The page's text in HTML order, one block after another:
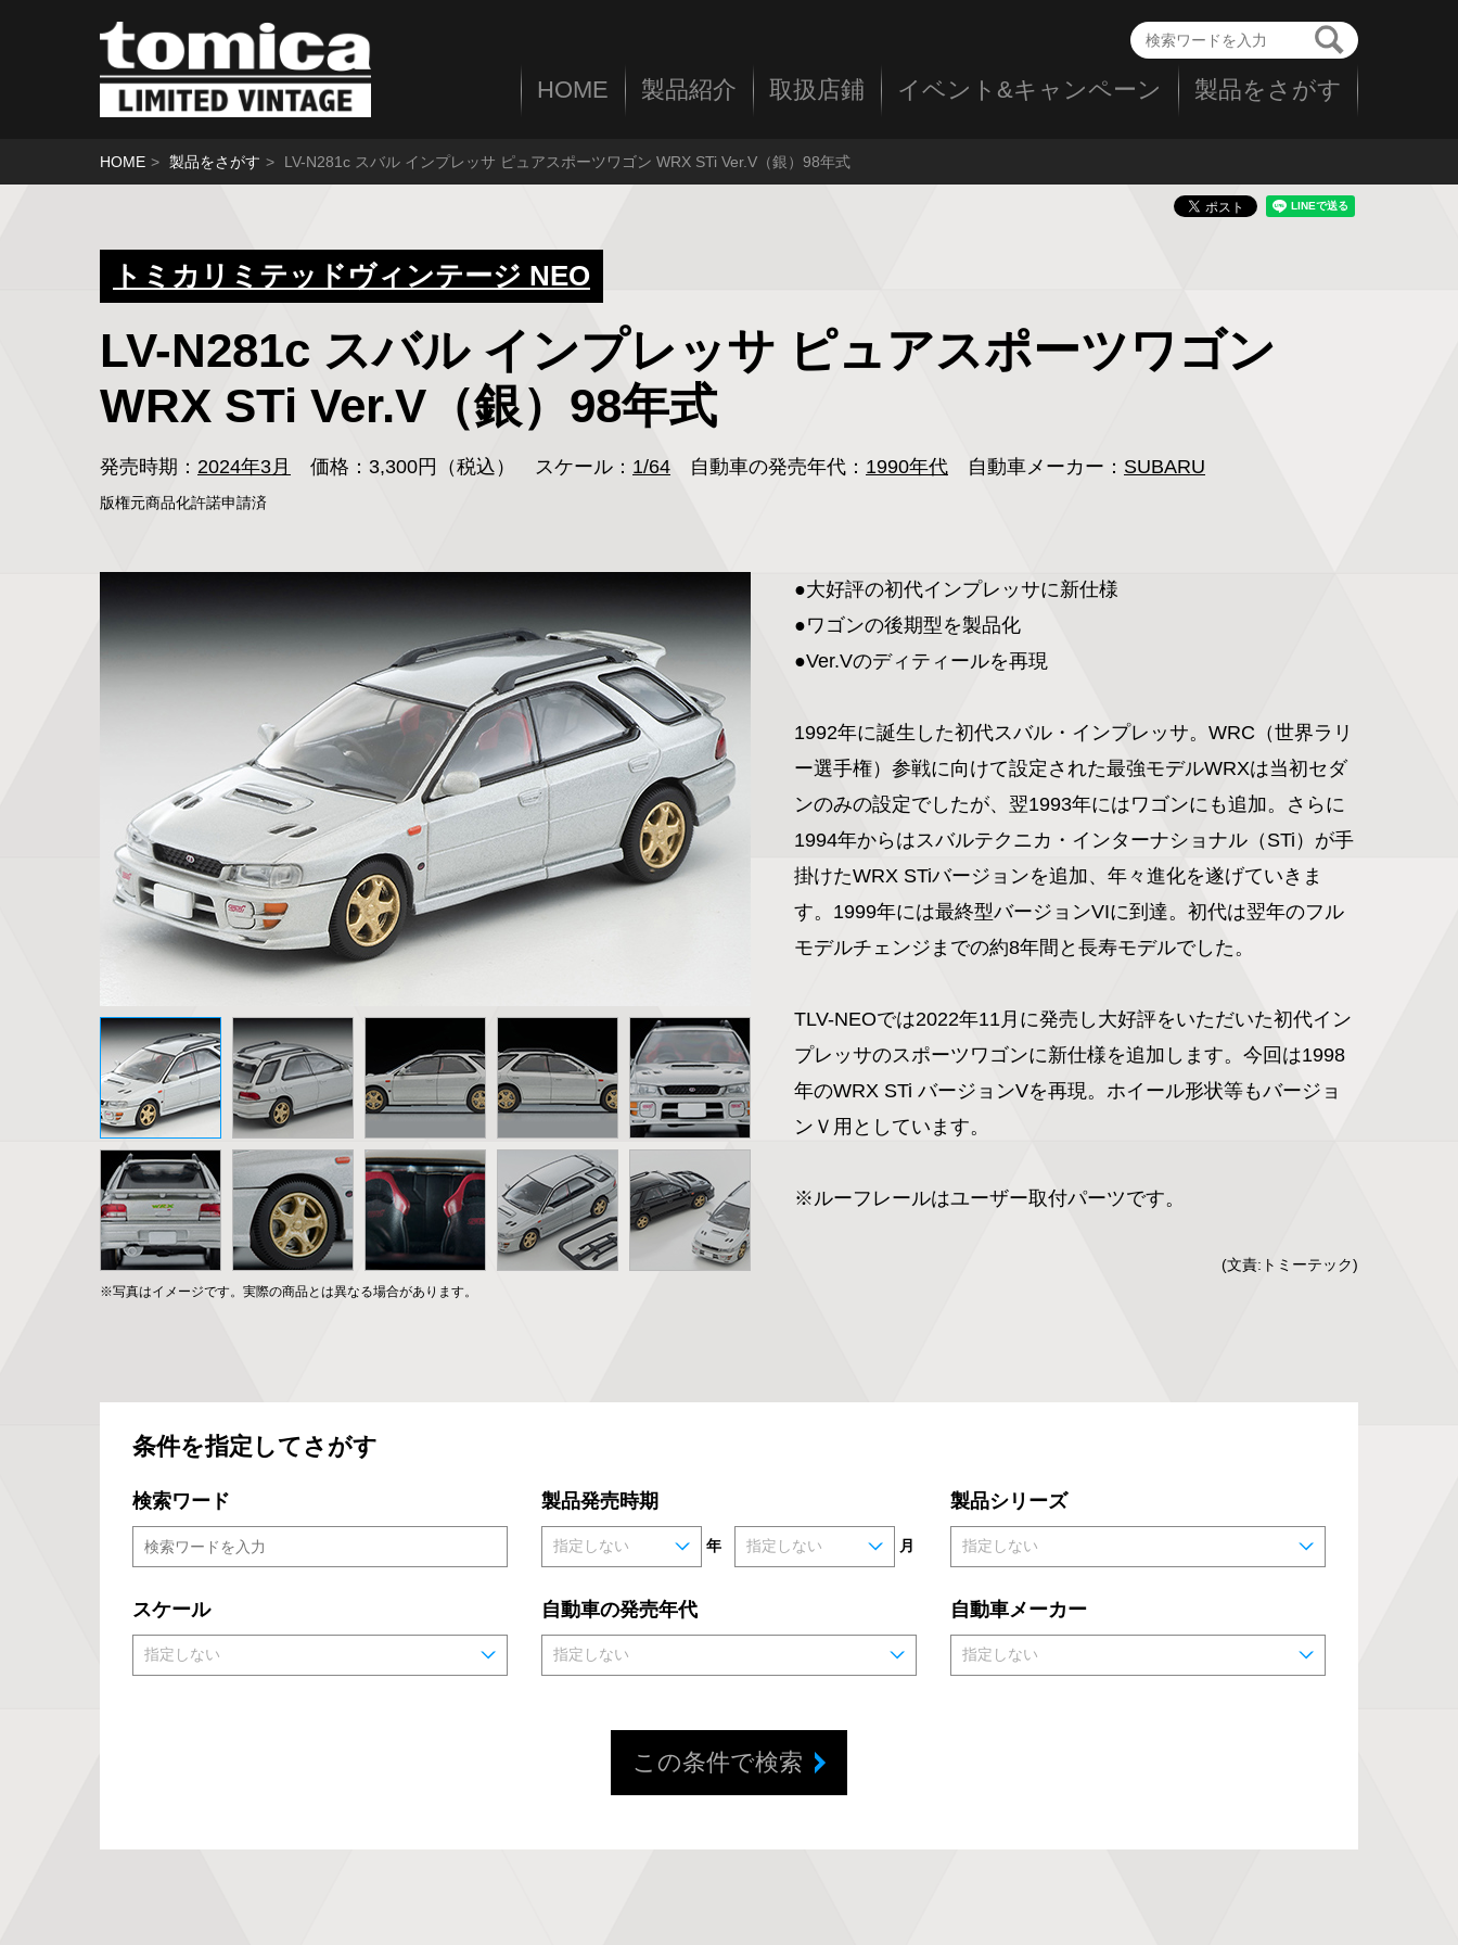
HOME 製品紹介 取扱店鋪 イベント&キャンペーン 製品をさがす
HOME 製品をさがす LV-N281c スバル インプレッサ ピュアスポーツワゴン WRX STi Ver.V（銀）98年式
トミカリミテッドヴィンテージ NEO
LV-N281c スバル インプレッサ ピュアスポーツワゴン
WRX STi Ver.V（銀）98年式
発売時期： 2024年3月 価格：3,300円（税込） スケール： 1/64 自動車の発売年代： 1990年代 自動車メーカー： SUBARU
版権元商品化許諾申請済
※写真はイメージです。実際の商品とは異なる場合があります。
●大好評の初代インプレッサに新仕様
●ワゴンの後期型を製品化
●Ver.Vのディティールを再現
1992年に誕生した初代スバル・インプレッサ。WRC（世界ラリ
ー選手権）参戦に向けて設定された最強モデルWRXは当初セダ
ンのみの設定でしたが、翌1993年にはワゴンにも追加。さらに
1994年からはスバルテクニカ・インターナショナル（STi）が手
掛けたWRX STiバージョンを追加、年々進化を遂げていきま
す。1999年には最終型バージョンVIに到達。初代は翌年のフル
モデルチェンジまでの約8年間と長寿モデルでした。
TLV-NEOでは2022年11月に発売し大好評をいただいた初代イン
プレッサのスポーツワゴンに新仕様を追加します。今回は1998
年のWRX STi バージョンVを再現。ホイール形状等もバージョ
ンＶ用としています。
※ルーフレールはユーザー取付パーツです。
(文責:トミーテック)
条件を指定してさがす
検索ワード 製品発売時期
年 月
製品シリーズ
スケール 自動車の発売年代 自動車メーカー
この条件で検索